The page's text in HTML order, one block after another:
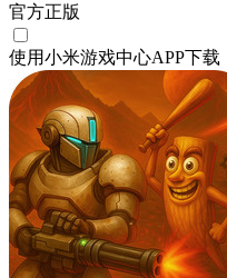
官方正版
使用小米游戏中心APP下载